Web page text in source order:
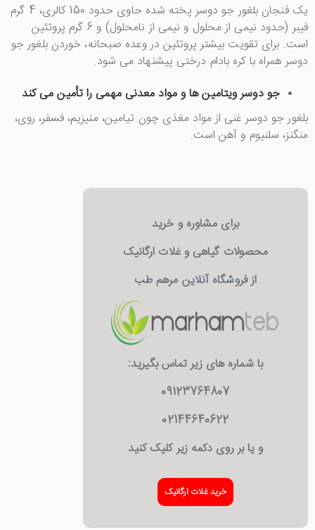
یک فنجان بلغور جو دوسر پخته شده حاوی حدود 150 کالری، 4 گرم
فیبر (حدود نیمی از محلول و نیمی از نامحلول) و 6 گرم پروتئین
است. برای تقویت بیشتر پروتئین در وعده صبحانه، خوردن بلغور جو
دوسر همراه با کره بادام درختی پیشنهاد می شود.
جو دوسر ویتامین ها و مواد معدنی مهمی را تأمین می کند
بلغور جو دوسر غنی از مواد مغذی چون تیامین، منیزیم، فسفر، روی،
منگنز، سلنیوم و آهن است.
برای مشاوره و خرید
محصولات گیاهی و غلات ارگانیک
از فروشگاه آنلاین مرهم طب
با شماره های زیر تماس بگیرید:
09123764807
02144640622
و یا بر روی دکمه زیر کلیک کنید
خرید غلات ارگانیک